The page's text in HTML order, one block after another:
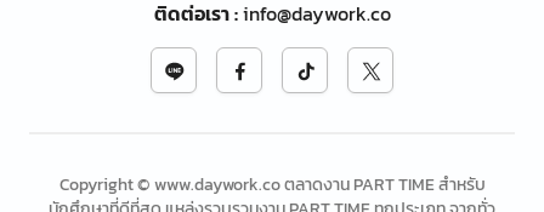
ติดต่อเรา:info@daywork.co
Copyright © www.daywork.co ตลาดงาน PART TIME สำหรับ